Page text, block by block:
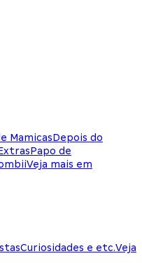
MamicasDepois do
Papo de
Veja mais em
Curiosidades e etc.Veja